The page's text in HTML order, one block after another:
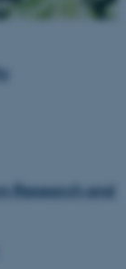
Research and